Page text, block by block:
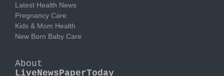
Latest Health News
Pregnancy Care
Kids & Mom Health
New Born Baby Care
About
LiveNewsPaperToday